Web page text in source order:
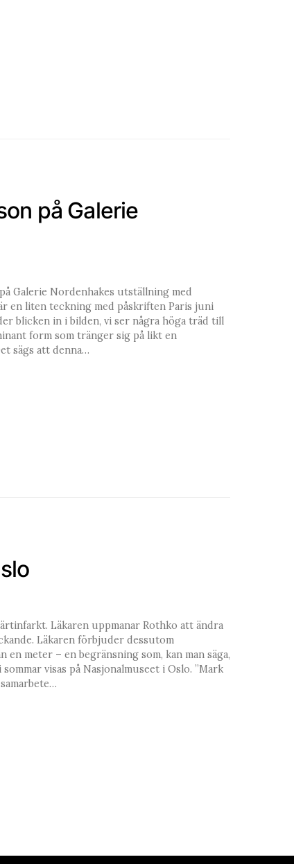
på Galerie
Galerie Nordenhakes utställning med
en liten teckning med påskriften Paris juni
blicken in i bilden, vi ser några höga träd till
form som tränger sig på likt en
sägs att denna…
Läkaren uppmanar Rothko att ändra
Läkaren förbjuder dessutom
meter – en begränsning som, kan man säga,
visas på Nasjonalmuseet i Oslo. ”Mark